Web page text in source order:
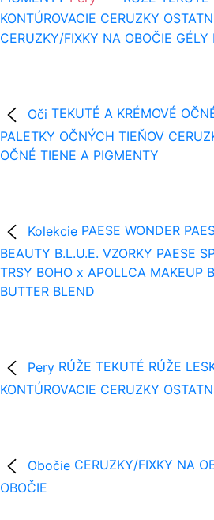
KONTÚROVACIE CERUZKY
CERUZKY/FIXKY NA OBOČIE GÉLY
Oči TEKUTÉ A KRÉMOVÉ
PALETKY OČNÝCH TIEŇOV
OČNÉ TIENE A PIGMENTY
Kolekcie PAESE WONDER
BEAUTY B.L.U.E. VZORKY PAESE
TRSY BOHO x APOLLCA MAKEUP
BUTTER BLEND
Pery RÚŽE TEKUTÉ RÚŽE
KONTÚROVACIE CERUZKY
Obočie CERUZKY/FIXKY NA
OBOČIE